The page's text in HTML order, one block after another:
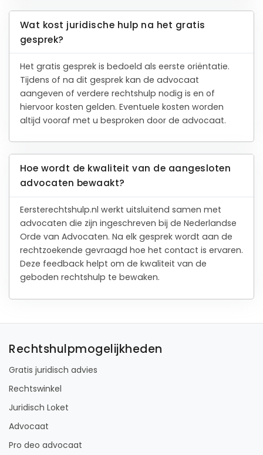
Wat kost juridische hulp na het gratis
gesprek?
Het gratis gesprek is bedoeld als eerste oriëntatie.
Tijdens of na dit gesprek kan de advocaat
aangeven of verdere rechtshulp nodig is en of
hiervoor kosten gelden. Eventuele kosten worden
altijd vooraf met u besproken door de advocaat.
Hoe wordt de kwaliteit van de aangesloten
advocaten bewaakt?
Eersterechtshulp.nl werkt uitsluitend samen met
advocaten die zijn ingeschreven bij de Nederlandse
Orde van Advocaten. Na elk gesprek wordt aan de
rechtzoekende gevraagd hoe het contact is ervaren.
Deze feedback helpt om de kwaliteit van de
geboden rechtshulp te bewaken.
Rechtshulpmogelijkheden
Gratis juridisch advies
Rechtswinkel
Juridisch Loket
Advocaat
Pro deo advocaat